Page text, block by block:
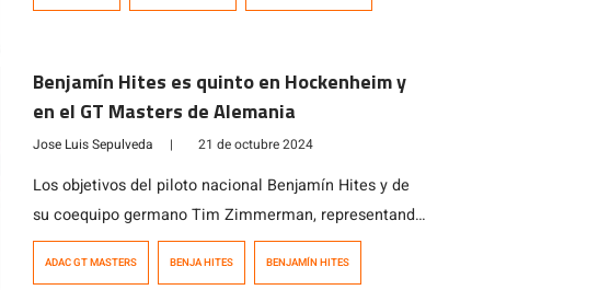
Benjamín Hites es quinto en Hockenheim y
en el GT Masters de Alemania
Jose Luis Sepulveda | 21 de octubre 2024
Los objetivos del piloto nacional Benjamín Hites y de
su coequipo germano Tim Zimmerman, representando
al Grasser Racing Team, era concluir la temporada en
ADAC GT MASTERS BENJA HITES BENJAMÍN HITES